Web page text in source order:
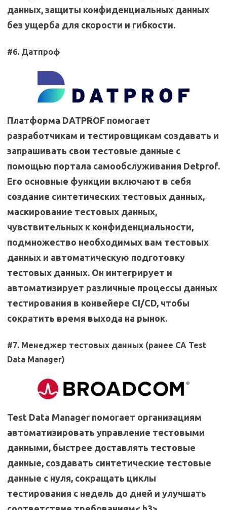
данных, защиты конфиденциальных данных
без ущерба для скорости и гибкости.
#6. Датпроф
Платформа DATPROF помогает
разработчикам и тестировщикам создавать и
запрашивать свои тестовые данные с
помощью портала самообслуживания Detprof.
Его основные функции включают в себя
создание синтетических тестовых данных,
маскирование тестовых данных,
чувствительных к конфиденциальности,
подмножество необходимых вам тестовых
данных и автоматическую подготовку
тестовых данных. Он интегрирует и
автоматизирует различные процессы данных
тестирования в конвейере CI/CD, чтобы
сократить время выхода на рынок.
#7. Менеджер тестовых данных (ранее CA Test
Data Manager)
Test Data Manager помогает организациям
автоматизировать управление тестовыми
данными, быстрее доставлять тестовые
данные, создавать синтетические тестовые
данные с нуля, сокращать циклы
тестирования с недель до дней и улучшать